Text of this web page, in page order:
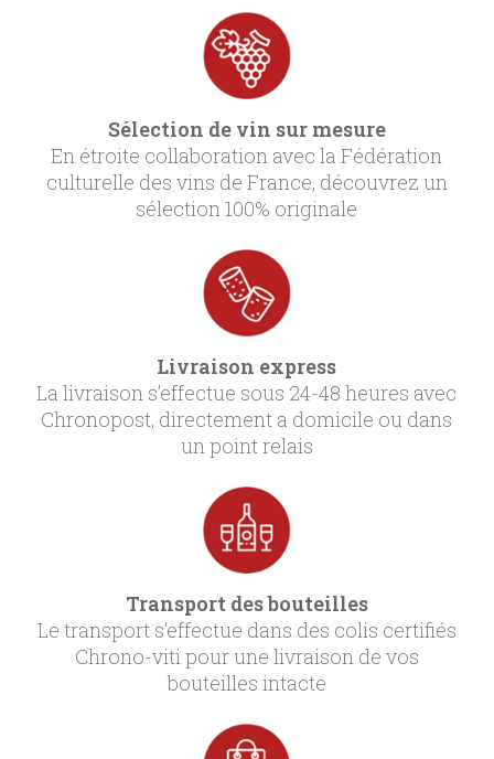
Sélection de vin sur mesure
En étroite collaboration avec la Fédération
culturelle des vins de France, découvrez un
sélection 100% originale
Livraison express
La livraison s’effectue sous 24-48 heures avec
Chronopost, directement a domicile ou dans
un point relais
Transport des bouteilles
Le transport s’effectue dans des colis certifiés
Chrono-viti pour une livraison de vos
bouteilles intacte